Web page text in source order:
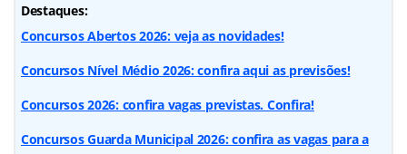
Destaques:
Concursos Abertos 2026: veja as novidades!
Concursos Nível Médio 2026: confira aqui as previsões!
Concursos 2026: confira vagas previstas. Confira!
Concursos Guarda Municipal 2026: confira as vagas para a